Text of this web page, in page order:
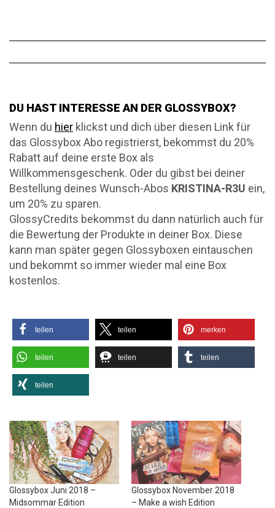
DU HAST INTERESSE AN DER GLOSSYBOX?
Wenn du hier klickst und dich über diesen Link für
das Glossybox Abo registrierst, bekommst du 20%
Rabatt auf deine erste Box als
Willkommensgeschenk. Oder du gibst bei deiner
Bestellung deines Wunsch-Abos KRISTINA-R3U ein,
um 20% zu sparen.
GlossyCredits bekommst du dann natürlich auch für
die Bewertung der Produkte in deiner Box. Diese
kann man später gegen Glossyboxen eintauschen
und bekommt so immer wieder mal eine Box
kostenlos.
teilen teilen merken
teilen teilen teilen
teilen
Glossybox Juni 2018 –
Midsommar Edition
Glossybox November 2018
– Make a wish Edition